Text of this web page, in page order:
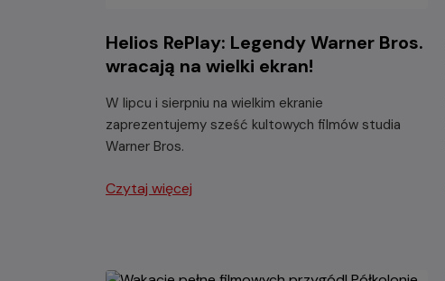
Helios RePlay: Legendy Warner Bros.
wracają na wielki ekran!
W lipcu i sierpniu na wielkim ekranie
zaprezentujemy sześć kultowych filmów studia
Warner Bros.
Czytaj więcej